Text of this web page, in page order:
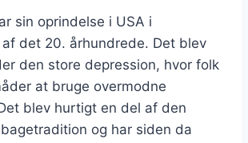
sin oprindelse i USA i
det 20. århundrede. Det blev
den store depression, hvor folk
at bruge overmodne
blev hurtigt en del af den
og har siden da